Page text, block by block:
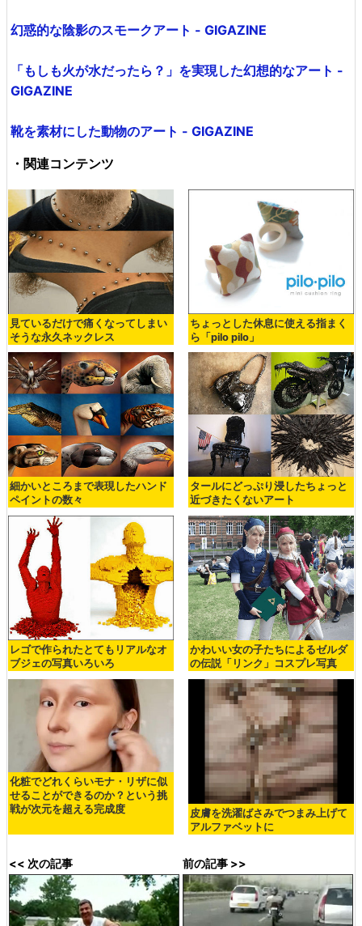
幻惑的な陰影のスモークアート - GIGAZINE
「もしも火が水だったら？」を実現した幻想的なアート -
GIGAZINE
靴を素材にした動物のアート - GIGAZINE
・関連コンテンツ
見ているだけで痛くなってしまい
そうな永久ネックレス
ちょっとした休息に使える指まく
ら「pilo pilo」
細かいところまで表現したハンド
ペイントの数々
タールにどっぷり浸したちょっと
近づきたくないアート
レゴで作られたとてもリアルなオ
ブジェの写真いろいろ
かわいい女の子たちによるゼルダ
の伝説「リンク」コスプレ写真
化粧でどれくらいモナ・リザに似
せることができるのか？という挑
戦が次元を超える完成度
皮膚を洗濯ばさみでつまみ上げて
アルファベットに
<< 次の記事 前の記事 >>